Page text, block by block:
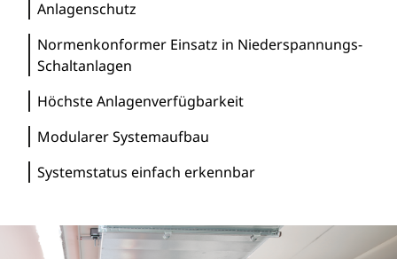
Anlagenschutz
Normenkonformer Einsatz in Niederspannungs-
Schaltanlagen
Höchste Anlagenverfügbarkeit
Modularer Systemaufbau
Systemstatus einfach erkennbar